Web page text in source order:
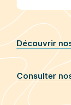
Découvrir
Consulter